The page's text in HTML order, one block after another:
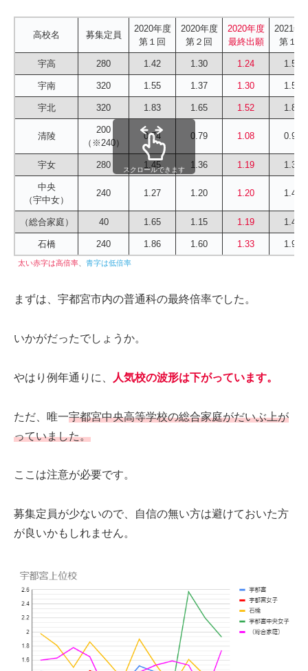
高校名 募集定員
2020年度
第１回
2020年度
第２回
2020年度
最終出願
2021年
第１回
宇高 280 1.42 1.30 1.24 1.52
宇南 320 1.55 1.37 1.30 1.50
宇北 320 1.83 1.65 1.52 1.88
清陵
200
（※240）
0.74 0.79 1.08 0.91
宇女 280 1.45 1.36 1.19 1.39
中央
（宇中女）
240 1.27 1.20 1.20 1.42
（総合家庭） 40 1.65 1.15 1.19 1.43
石橋 240 1.86 1.60 1.33 1.90
スクロールできます
太い赤字は高倍率 青字は低倍率
まずは、宇都宮市内の普通科の最終倍率でした。
いかがだったでしょうか。
やはり例年通りに、 人気校の波形は下がっています。
ただ、唯一宇都宮中央高等学校の総合家庭がだいぶ上が
っていました。
ここは注意が必要です。
募集定員が少ないので、自信の無い方は避けておいた方
が良いかもしれません。